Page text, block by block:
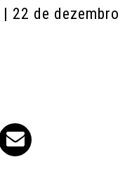
| 22 de dezembro